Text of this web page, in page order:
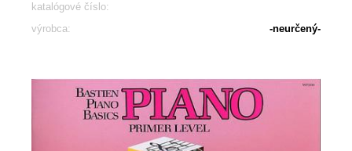
katalógové číslo:
výrobca:
-neurčený-